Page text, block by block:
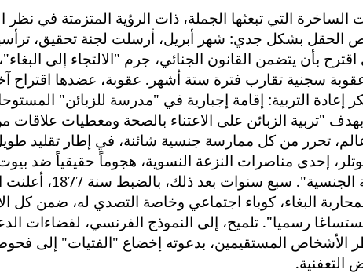
التي تبعثها الجملة، ذات الرؤية المتزمتة في
الحقل بشكل جدي: شهر أبريل، أرسلت لجنة تحقيق،
بأن يتضمن القانون الجنائي، جرم "الالتجاء إلى
أورو، وعقوبة سجنية تقارب فترة ستة أشهر. عقوبة، عضدها
إعادة التربية: إقامة إجبارية في "مدرسة للزبائن"
بهدف "تربية الزبائن على الاعتناء بالصحة ومعطيات علاقات
بوتلر، إحدى مناصرات النزعة النسوية، هجوماً حقيقياً ضد
بحسبها على "الرذيلة
البغاء، كوباء اجتماعي وخاصة التصدي له، ضمن كل
رسميا". تلميح، إلى النموذج الفرنسي، لفضاءات
الأشخاص المستقيمين، بدعوته إخضاع "الفتيات" إلى
التعفنية.